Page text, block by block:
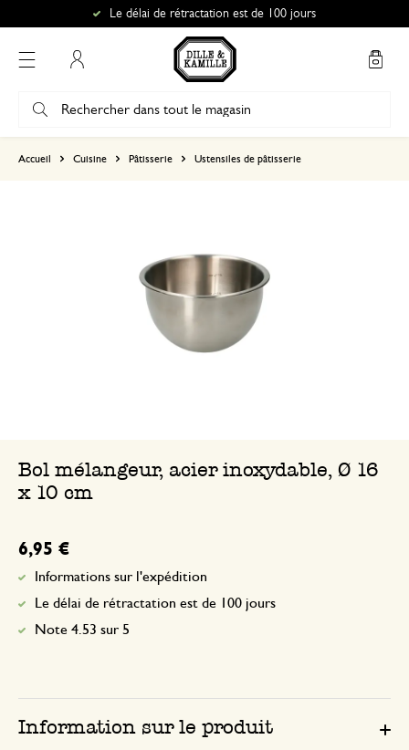
Le délai de rétractation est de 100 jours
Accueil Cuisine Pâtisserie Ustensiles de pâtisserie
Bol mélangeur, acier inoxydable, Ø 16
x 10 cm
6,95 €
Informations sur l'expédition
Le délai de rétractation est de 100 jours
Note 4.53 sur 5
Information sur le produit